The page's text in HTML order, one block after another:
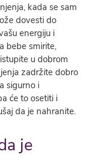
kada se sam
dovesti do
energiju i
bebe smirite,
u dobrom
zadržite dobro
sigurno i
će to osetiti i
da je nahranite.
je